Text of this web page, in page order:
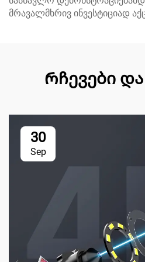
მრავალმხრივ ინვესტიციად
Რჩევები
30
Sep